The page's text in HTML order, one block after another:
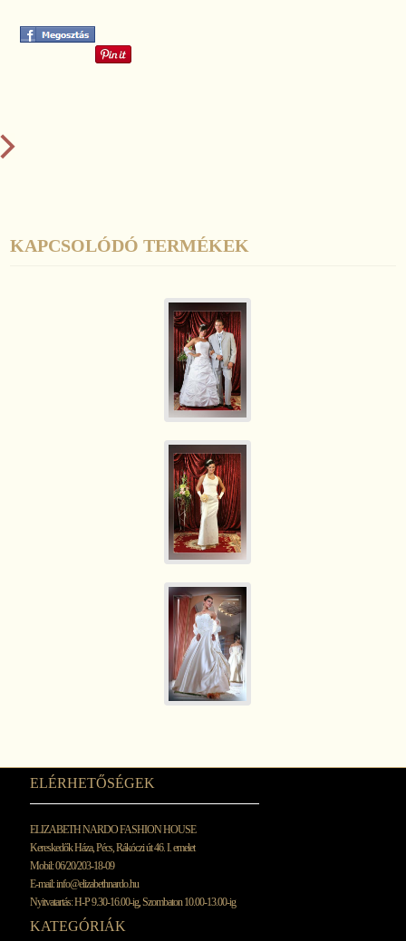
KAPCSOLÓDÓ TERMÉKEK
ELÉRHETŐSÉGEK
ELIZABETH NARDO FASHION HOUSE
Kereskedők Háza, Pécs, Rákóczi út 46. I. emelet
Mobil: 06/20/203-18-09
E-mail:info@elizabethnardo.hu
Nyitvatartás: H-P 9.30-16.00-ig, Szombaton 10.00-13.00-ig
KATEGÓRIÁK